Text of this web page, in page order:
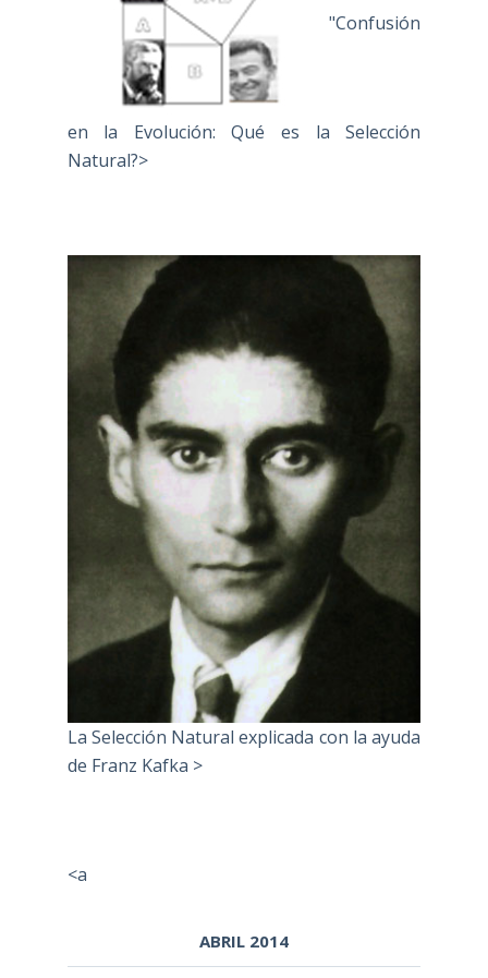
"Confusión
en la Evolución: Qué es la Selección
Natural?>
La Selección Natural explicada con la ayuda
de Franz Kafka >
<a
ABRIL 2014